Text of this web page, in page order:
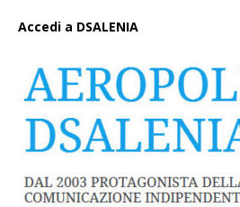
Accedi a DSALENIA